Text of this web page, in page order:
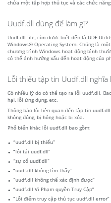
chứa một tập hợp thủ tục và các chức
Uudf.dll dùng để làm gì?
Uudf.dll file, còn được biết đến là UDF
Windows® Operating System. Chúng là
chương trình Windows hoạt động bình
có thể ảnh hưởng xấu đến hoạt động của
Lỗi thiếu tập tin Uudf.dll nghĩa
Có nhiều lý do có thể tạo ra lỗi uudf.dll.
hại, lỗi ứng dụng, etc.
Thông báo lỗi liên quan đến tập tin
không đúng, bị hỏng hoặc bị xóa.
Phổ biến khác lỗi uudf.dll bao gồm:
“uudf.dll bị thiếu”
“lỗi tải uudf.dll”
“sự cố uudf.dll”
“uudf.dll không tìm thấy”
“uudf.dll không thể xác định được”
“uudf.dll Vi Phạm quyền Truy Cập”
“Lỗi điểm truy cập thủ tục uudf.dll error”